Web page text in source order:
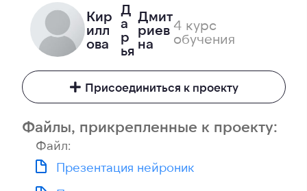
Кир
илл
ова
Д
а
р
ья
Дмит
риев
на
4 курс
обучения
Присоединиться к проекту
Файлы, прикрепленные к проекту:
Файл:
Презентация нейроник